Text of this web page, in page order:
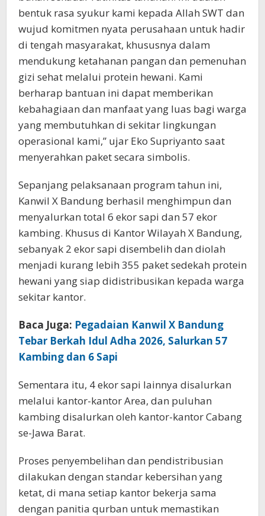
bentuk rasa syukur kami kepada Allah SWT dan
wujud komitmen nyata perusahaan untuk hadir
di tengah masyarakat, khususnya dalam
mendukung ketahanan pangan dan pemenuhan
gizi sehat melalui protein hewani. Kami
berharap bantuan ini dapat memberikan
kebahagiaan dan manfaat yang luas bagi warga
yang membutuhkan di sekitar lingkungan
operasional kami,” ujar Eko Supriyanto saat
menyerahkan paket secara simbolis.
Sepanjang pelaksanaan program tahun ini,
Kanwil X Bandung berhasil menghimpun dan
menyalurkan total 6 ekor sapi dan 57 ekor
kambing. Khusus di Kantor Wilayah X Bandung,
sebanyak 2 ekor sapi disembelih dan diolah
menjadi kurang lebih 355 paket sedekah protein
hewani yang siap didistribusikan kepada warga
sekitar kantor.
Baca Juga: Pegadaian Kanwil X Bandung
Tebar Berkah Idul Adha 2026, Salurkan 57
Kambing dan 6 Sapi
Sementara itu, 4 ekor sapi lainnya disalurkan
melalui kantor-kantor Area, dan puluhan
kambing disalurkan oleh kantor-kantor Cabang
se-Jawa Barat.
Proses penyembelihan dan pendistribusian
dilakukan dengan standar kebersihan yang
ketat, di mana setiap kantor bekerja sama
dengan panitia qurban untuk memastikan